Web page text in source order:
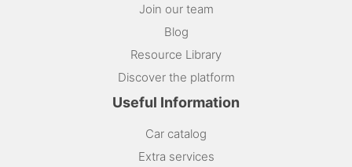
Join our team
Blog
Resource Library
Discover the platform
Useful Information
Car catalog
Extra services